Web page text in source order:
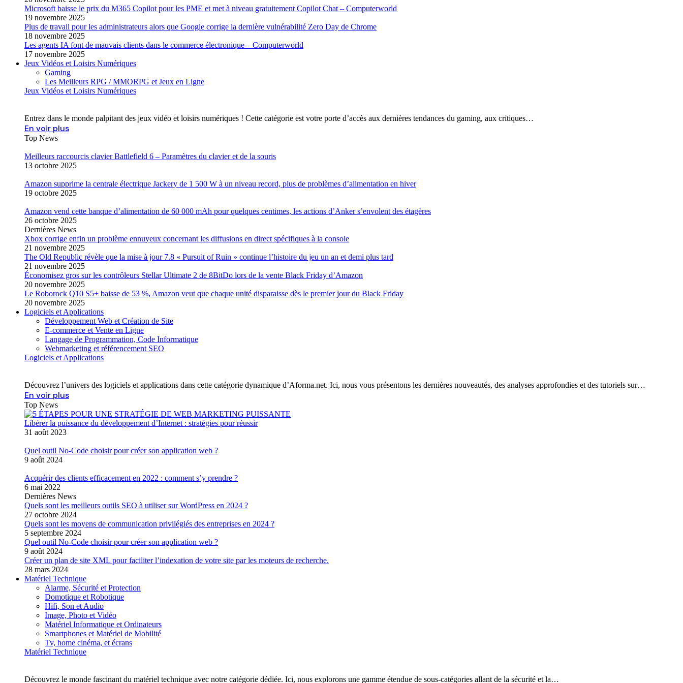
Microsoft baisse le prix du M365 Copilot pour les PME et met à niveau gratuitement Copilot Chat – Computerworld
19 novembre 2025
Plus de travail pour les administrateurs alors que Google corrige la dernière vulnérabilité Zero Day de Chrome
18 novembre 2025
Les agents IA font de mauvais clients dans le commerce électronique – Computerworld
17 novembre 2025
Jeux Vidéos et Loisirs Numériques
Gaming
Les Meilleurs RPG / MMORPG et Jeux en Ligne
Jeux Vidéos et Loisirs Numériques
Entrez dans le monde palpitant des jeux vidéo et loisirs numériques ! Cette catégorie est votre porte d’accès aux dernières tendances du gaming, aux critiques…
En voir plus
Top News
Meilleurs raccourcis clavier Battlefield 6 – Paramètres du clavier et de la souris
13 octobre 2025
Amazon supprime la centrale électrique Jackery de 1 500 W à un niveau record, plus de problèmes d’alimentation en hiver
19 octobre 2025
Amazon vend cette banque d’alimentation de 60 000 mAh pour quelques centimes, les actions d’Anker s’envolent des étagères
26 octobre 2025
Dernières News
Xbox corrige enfin un problème ennuyeux concernant les diffusions en direct spécifiques à la console
21 novembre 2025
The Old Republic révèle que la mise à jour 7.8 « Pursuit of Ruin » continue l’histoire du jeu un an et demi plus tard
21 novembre 2025
Économisez gros sur les contrôleurs Stellar Ultimate 2 de 8BitDo lors de la vente Black Friday d’Amazon
20 novembre 2025
Le Roborock Q10 S5+ baisse de 53 %, Amazon veut que chaque unité disparaisse dès le premier jour du Black Friday
20 novembre 2025
Logiciels et Applications
Développement Web et Création de Site
E-commerce et Vente en Ligne
Langage de Programmation, Code Informatique
Webmarketing et référencement SEO
Logiciels et Applications
Découvrez l’univers des logiciels et applications dans cette catégorie dynamique d’Aforma.net. Ici, nous vous présentons les dernières nouveautés, des analyses approfondies et des tutoriels sur…
En voir plus
Top News
Libérer la puissance du développement d’Internet : stratégies pour réussir
31 août 2023
Quel outil No-Code choisir pour créer son application web ?
9 août 2024
Acquérir des clients efficacement en 2022 : comment s’y prendre ?
6 mai 2022
Dernières News
Quels sont les meilleurs outils SEO à utiliser sur WordPress en 2024 ?
27 octobre 2024
Quels sont les moyens de communication privilégiés des entreprises en 2024 ?
5 septembre 2024
Quel outil No-Code choisir pour créer son application web ?
9 août 2024
Créer un plan de site XML pour faciliter l’indexation de votre site par les moteurs de recherche.
28 mars 2024
Matériel Technique
Alarme, Sécurité et Protection
Domotique et Robotique
Hifi, Son et Audio
Image, Photo et Vidéo
Matériel Informatique et Ordinateurs
Smartphones et Matériel de Mobilité
Tv, home cinéma, et écrans
Matériel Technique
Découvrez le monde fascinant du matériel technique avec notre catégorie dédiée. Ici, nous explorons une gamme étendue de sous-catégories allant de la sécurité et la…